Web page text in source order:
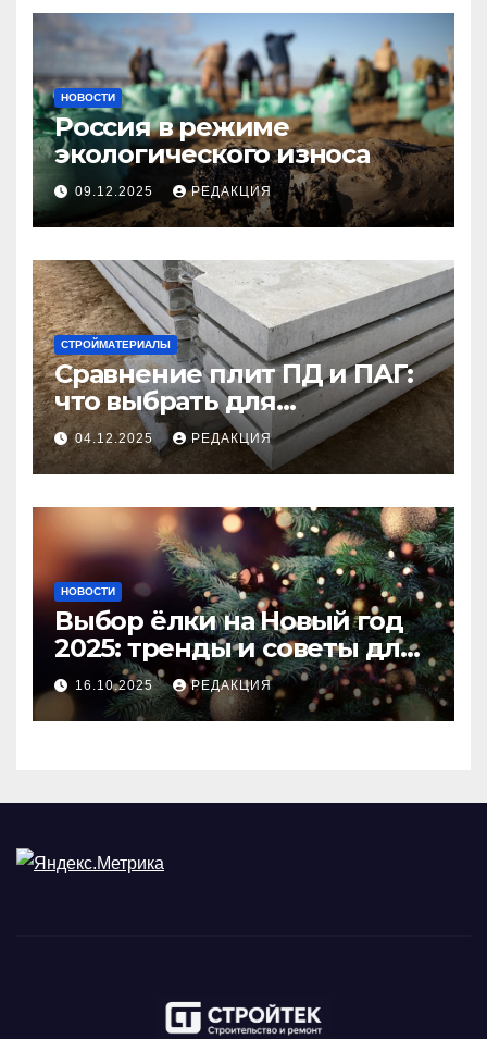
НОВОСТИ
Россия в режиме
экологического износа
09.12.2025 РЕДАКЦИЯ
СТРОЙМАТЕРИАЛЫ
Сравнение плит ПД и ПАГ:
что выбрать для
долговечного и прочного
покрытия
04.12.2025 РЕДАКЦИЯ
НОВОСТИ
Выбор ёлки на Новый год
2025: тренды и советы для
идеального праздника
16.10.2025 РЕДАКЦИЯ